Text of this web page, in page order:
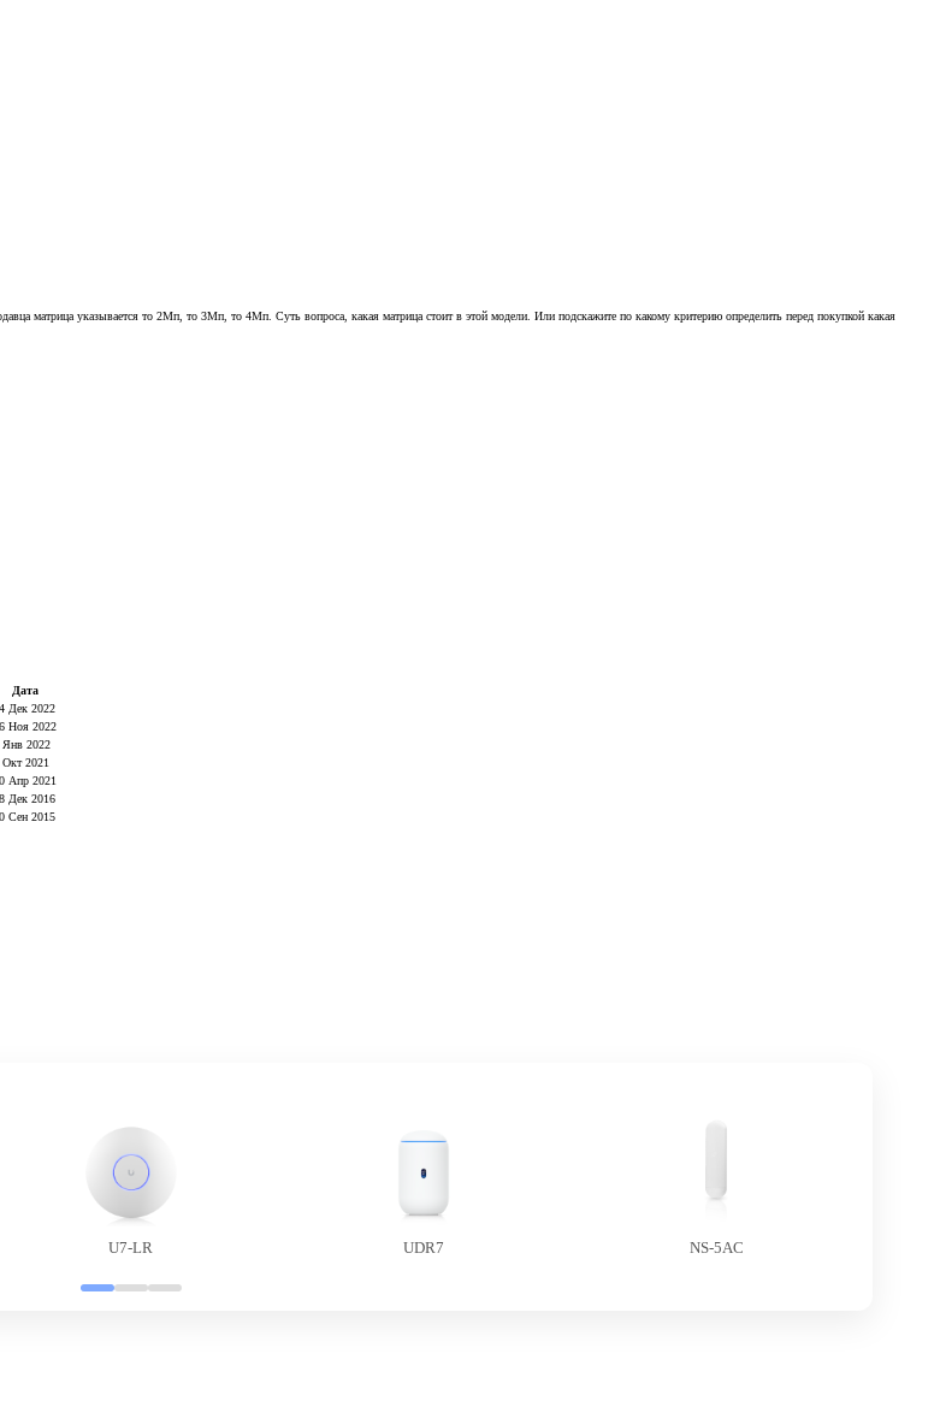
матрица указывается то 2Мп, то 3Мп, то 4Мп. Суть вопроса, какая матрица стоит в этой модели. Или подскажите по какому критерию определить перед покупкой какая
Дата
Дек 2022
Ноя 2022
Янв 2022
Окт 2021
Апр 2021
Дек 2016
Сен 2015
U7-LR UDR7 NS-5AC